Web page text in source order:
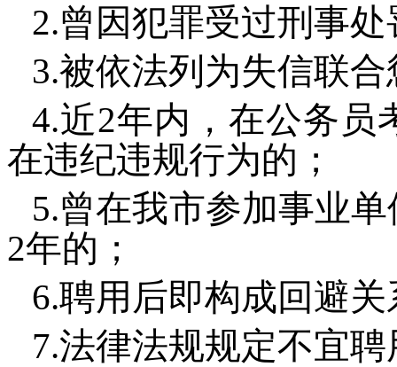
2.曾因犯罪受过刑事
3.被依法列为失信联
4.近2年内，在公务员
在违纪违规行为的；
5.曾在我市参加事业
2年的；
6.聘用后即构成回避
7.法律法规规定不宜